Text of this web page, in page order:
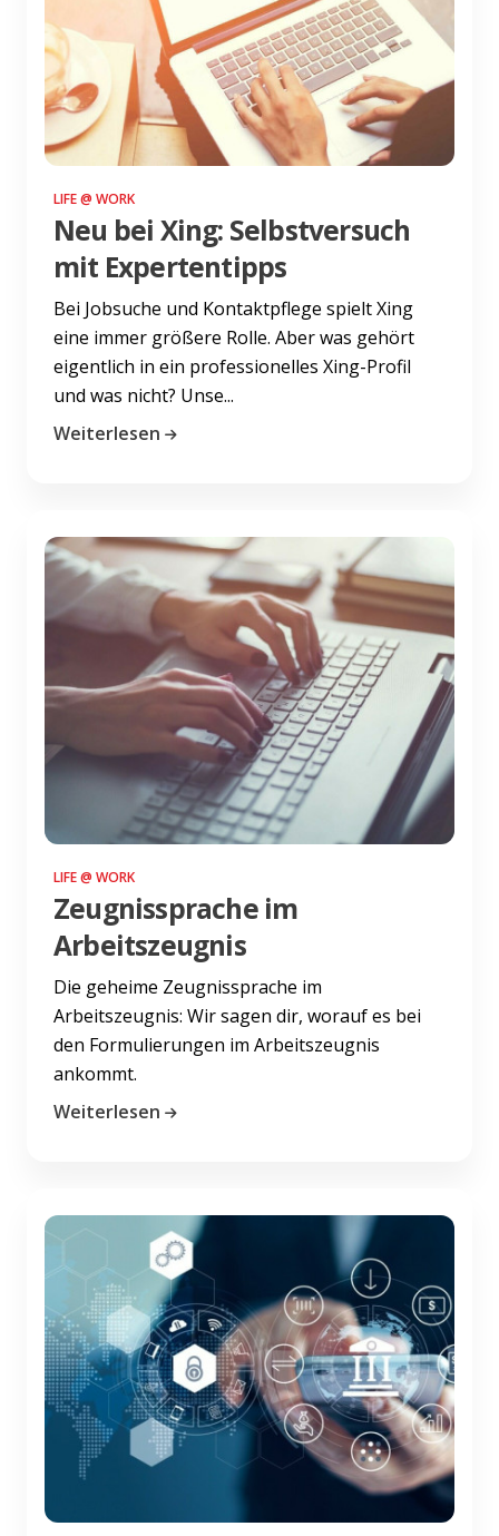
LIFE @ WORK
Neu bei Xing: Selbstversuch
mit Expertentipps
Bei Jobsuche und Kontaktpflege spielt Xing
eine immer größere Rolle. Aber was gehört
eigentlich in ein professionelles Xing-Profil
und was nicht? Unse...
Weiterlesen
LIFE @ WORK
Zeugnissprache im
Arbeitszeugnis
Die geheime Zeugnissprache im
Arbeitszeugnis: Wir sagen dir, worauf es bei
den Formulierungen im Arbeitszeugnis
ankommt.
Weiterlesen